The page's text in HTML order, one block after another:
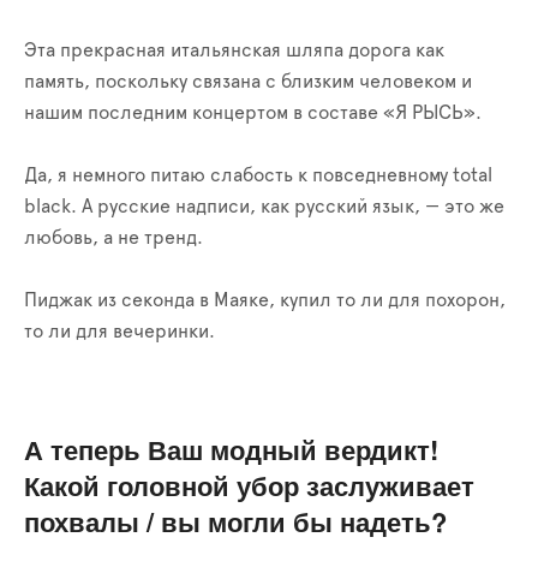
Эта прекрасная итальянская шляпа дорога как
память, поскольку связана с близким человеком и
нашим последним концертом в составе «Я РЫСЬ».
Да, я немного питаю слабость к повседневному total
black. А русские надписи, как русский язык, — это же
любовь, а не тренд.
Пиджак из секонда в Маяке, купил то ли для похорон,
то ли для вечеринки.
А теперь Ваш модный вердикт!
Какой головной убор заслуживает
похвалы / вы могли бы надеть?